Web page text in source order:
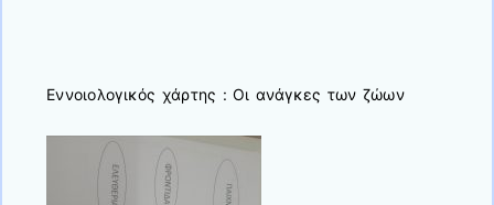
Εννοιολογικός χάρτης : Οι ανάγκες των ζώων